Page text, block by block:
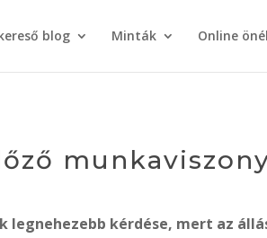
blog Minták Online
legnehezebb kérdése, mert az